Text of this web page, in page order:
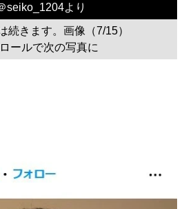
seiko_1204より
続きます。画像（7/15）
ールで次の写真に